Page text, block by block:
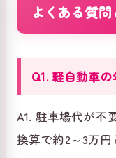
よくある質
Q1. 軽自動車
A1. 駐車場代が不
換算で約2～3万円